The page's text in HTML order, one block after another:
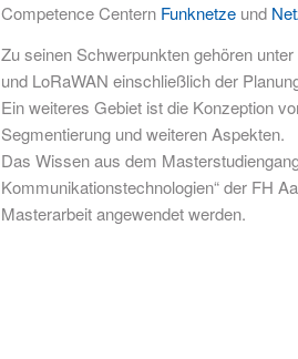
Competence Centern Funknetze und
Zu seinen Schwerpunkten gehören
und LoRaWAN einschließlich der
Ein weiteres Gebiet ist die Konzeption
Segmentierung und weiteren Aspekten.
Das Wissen aus dem
Kommunikationstechnologien“ der FH
Masterarbeit angewendet werden.